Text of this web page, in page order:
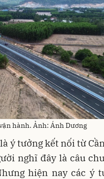
hành. Ảnh: Ánh Dương
ý tưởng kết nối từ
nghĩ đây là câu
hiện nay các ý